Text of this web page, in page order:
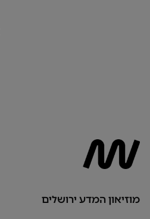
מוזיאון המדע ירושלים